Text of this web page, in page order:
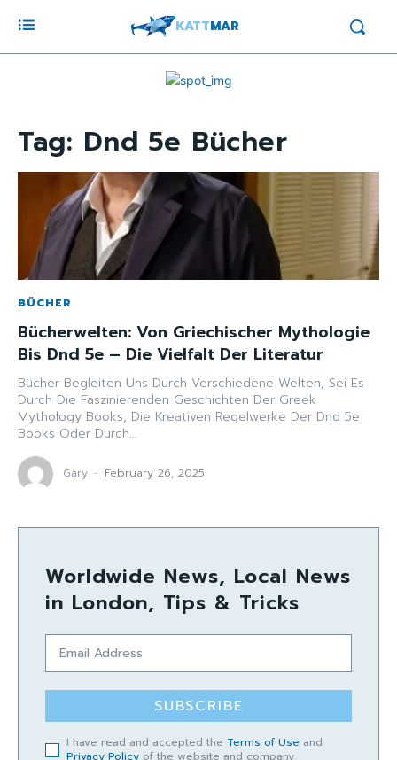
KATTMAR
Tag: Dnd 5e Bücher
BÜCHER
Bücherwelten: Von Griechischer Mythologie
Bis Dnd 5e – Die Vielfalt Der Literatur
Bücher Begleiten Uns Durch Verschiedene Welten, Sei Es
Durch Die Faszinierenden Geschichten Der Greek
Mythology Books, Die Kreativen Regelwerke Der Dnd 5e
Books Oder Durch...
Gary - February 26, 2025
Worldwide News, Local News
in London, Tips & Tricks
SUBSCRIBE
I have read and accepted the Terms of Use and
Privacy Policy of the website and company.